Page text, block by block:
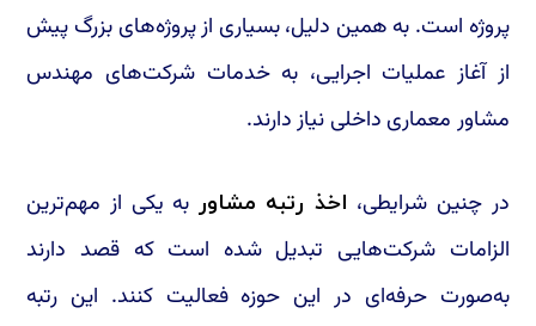
پروژه است. به همین دلیل، بسیاری از پروژه‌های بزرگ پیش
از آغاز عملیات اجرایی، به خدمات شرکت‌های مهندس
مشاور معماری داخلی نیاز دارند.
در چنین شرایطی، اخذ رتبه مشاور به یکی از مهم‌ترین
الزامات شرکت‌هایی تبدیل شده است که قصد دارند
به‌صورت حرفه‌ای در این حوزه فعالیت کنند. این رتبه